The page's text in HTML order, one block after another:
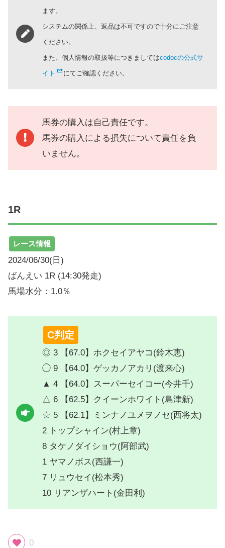
ます。
システムの関係上、返品は不可ですので十分にご注意
ください。
また、個人情報の取扱等につきましてはcodocの公式サ
イト にてご確認ください。
馬券の購入は自己責任です。
馬券の購入による損失について責任を負
いません。
1R
レース情報
2024/06/30(日)
ばんえい 1R (14:30発走)
馬場水分：1.0％
C判定
◎ 3 【67.0】ホクセイアヤコ(鈴木恵)
◯ 9 【64.0】ゲッカノアカリ(渡来心)
▲ 4 【64.0】スーパーセイコー(今井千)
△ 6 【62.5】クイーンホワイト(島津新)
☆ 5 【62.1】ミンナノユメヲノセ(西将太)
2 トップシャイン(村上章)
8 タケノダイショウ(阿部武)
1 ヤマノボス(西謙一)
7 リュウセイ(松本秀)
10 リアンザハート(金田利)
0